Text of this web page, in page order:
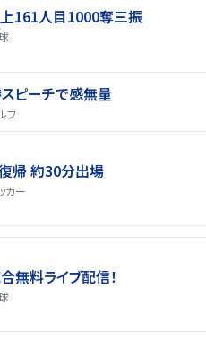
161人目1000奪三振
ピーチで感無量
フ
帰 約30分出場
カー
無料ライブ配信！